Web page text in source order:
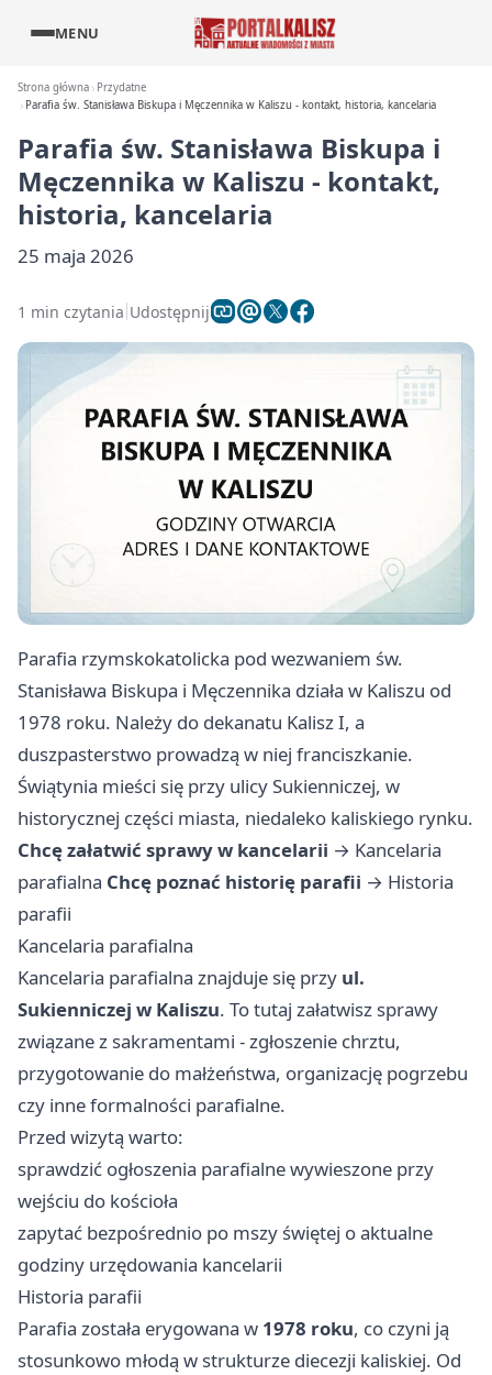
MENU
Strona główna
Przydatne
Parafia św. Stanisława Biskupa i Męczennika w Kaliszu - kontakt, historia, kancelaria
Parafia św. Stanisława Biskupa i
Męczennika w Kaliszu - kontakt,
historia, kancelaria
25 maja 2026
1 min czytania Udostępnij
Parafia rzymskokatolicka pod wezwaniem św.
Stanisława Biskupa i Męczennika działa w Kaliszu od
1978 roku. Należy do dekanatu Kalisz I, a
duszpasterstwo prowadzą w niej franciszkanie.
Świątynia mieści się przy ulicy Sukienniczej, w
historycznej części miasta, niedaleko kaliskiego rynku.
Chcę załatwić sprawy w kancelarii → Kancelaria
parafialna Chcę poznać historię parafii → Historia
parafii
Kancelaria parafialna
Kancelaria parafialna znajduje się przy ul.
Sukienniczej w Kaliszu. To tutaj załatwisz sprawy
związane z sakramentami - zgłoszenie chrztu,
przygotowanie do małżeństwa, organizację pogrzebu
czy inne formalności parafialne.
Przed wizytą warto:
sprawdzić ogłoszenia parafialne wywieszone przy
wejściu do kościoła
zapytać bezpośrednio po mszy świętej o aktualne
godziny urzędowania kancelarii
Historia parafii
Parafia została erygowana w 1978 roku, co czyni ją
stosunkowo młodą w strukturze diecezji kaliskiej. Od